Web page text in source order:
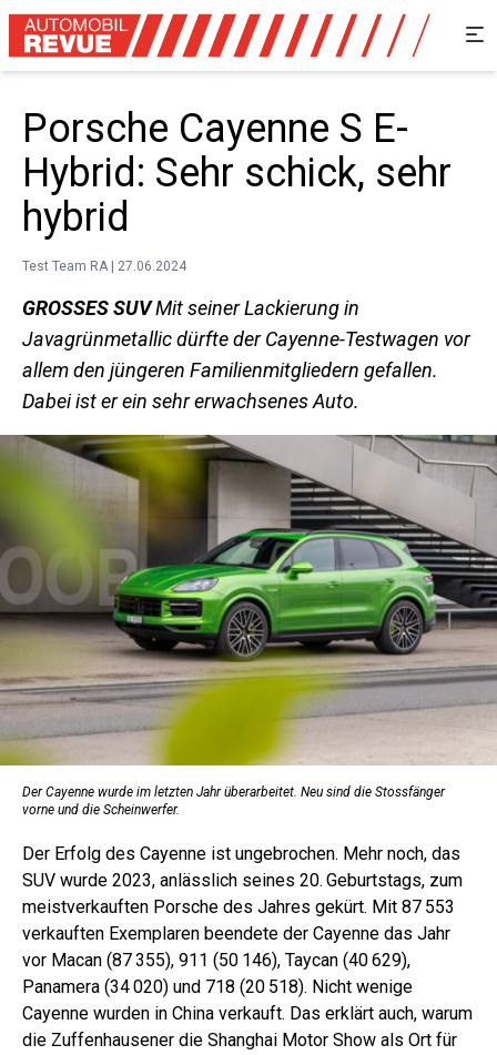
Porsche Cayenne S E-
Hybrid: Sehr schick, sehr
hybrid
Test Team RA | 27.06.2024
GROSSES SUVMit seiner Lackierung in
Javagrünmetallic ­dürfte der Cayenne-Testwagen vor
allem den jüngeren Familien­mitgliedern gefallen.
Dabei ist er ein sehr erwachsenes Auto.
Der Cayenne wurde im letzten Jahr überarbeitet. Neu sind die Stossfänger
vorne und die Scheinwerfer.
Der Erfolg des Cayenne ist ungebrochen. Mehr noch, das
SUV wurde 2023, anlässlich seines 20. Geburtstags, zum
meistverkauften Porsche des Jahres gekürt. Mit 87 553
verkauften Exemplaren beendete der Cayenne das Jahr
vor Macan (87 355), 911 (50 146), Taycan (40 629),
Panamera (34 020) und 718 (20 518). Nicht wenige
Cayenne wurden in China verkauft. Das erklärt auch, warum
die Zuffenhausener die Shanghai Motor Show als Ort für